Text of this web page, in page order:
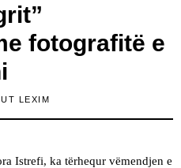
fotografitë e
LEXIM
Istrefi, ka tërhequr vëmendjen e